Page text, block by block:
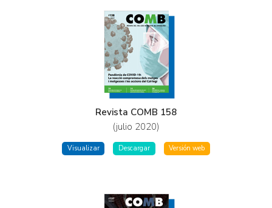
Revista COMB 158
(julio 2020)
Visualizar Descargar Versión web